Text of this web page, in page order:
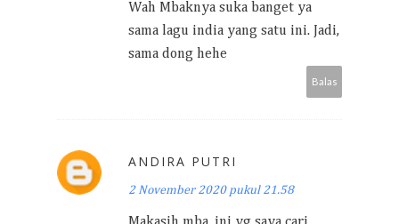
Wah Mbaknya suka banget ya
sama lagu india yang satu ini. Jadi,
sama dong hehe
Balas
ANDIRA PUTRI
2 November 2020 pukul 21.58